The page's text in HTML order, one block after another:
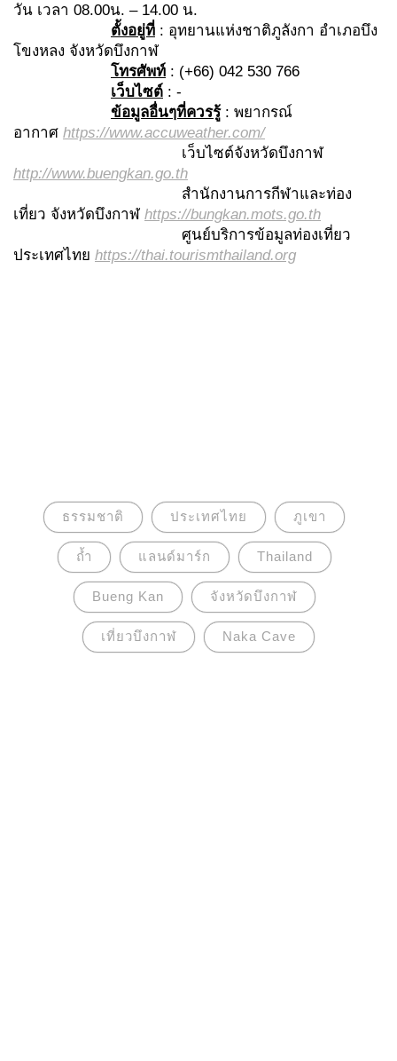
วัน เวลา 08.00น. – 14.00 น.
ตั้งอยู่ที่ : อุทยานแห่งชาติภูลังกา อำเภอบึง
โขงหลง จังหวัดบึงกาฬ
โทรศัพท์ : (+66) 042 530 766
เว็บไซต์ : -
ข้อมูลอื่นๆที่ควรรู้: พยากรณ์
อากาศ https://www.accuweather.com/
เว็บไซต์จังหวัดบึงกาฬ
http://www.buengkan.go.th
สำนักงานการกีฬาและท่อง
เที่ยว จังหวัดบึงกาฬ https://bungkan.mots.go.th
ศูนย์บริการข้อมูลท่องเที่ยว
ประเทศไทย https://thai.tourismthailand.org
ธรรมชาติ ประเทศไทย ภูเขา
ถ้ำ แลนด์มาร์ก Thailand
Bueng Kan จังหวัดบึงกาฬ
เที่ยวบึงกาฬ Naka Cave